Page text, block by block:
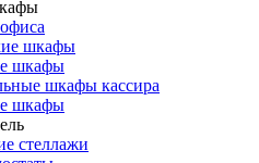
шкафы
шкафы
шкафы кассира
шкафы
стеллажи